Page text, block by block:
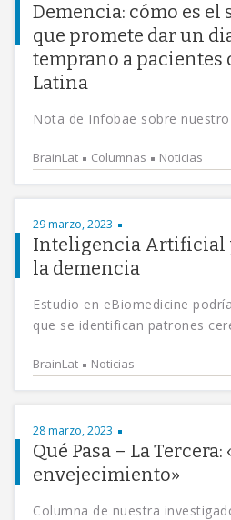
Demencia: cómo es el
que promete dar un
temprano a pacientes
Latina
Nota de Infobae sobre
BrainLat Columnas Noticias
29 marzo, 2023
Inteligencia Artificial
la demencia
Estudio en eBiomedicine
que se identifican patrones
BrainLat Noticias
28 marzo, 2023
Qué Pasa – La
envejecimiento»
Columna de nuestra